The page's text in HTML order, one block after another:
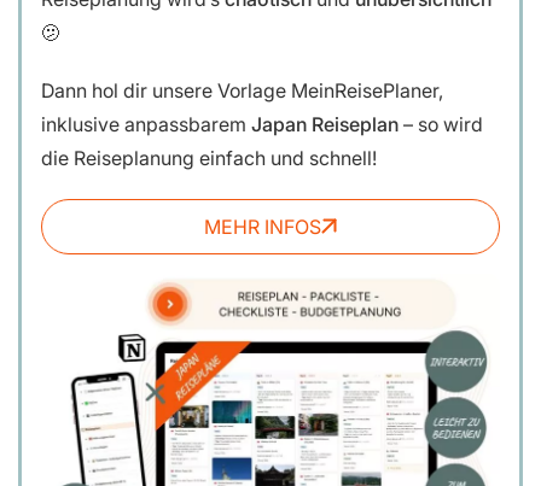
🫤
Dann hol dir unsere Vorlage MeinReisePlaner,
inklusive anpassbarem Japan Reiseplan – so wird
die Reiseplanung einfach und schnell!
MEHR INFOS